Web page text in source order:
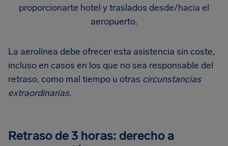
proporcionarte hotel y traslados desde/hacia el
aeropuerto.
La aerolínea debe ofrecer esta asistencia sin coste,
incluso en casos en los que no sea responsable del
retraso, como mal tiempo u otras circunstancias
extraordinarias.
Retraso de 3 horas: derecho a